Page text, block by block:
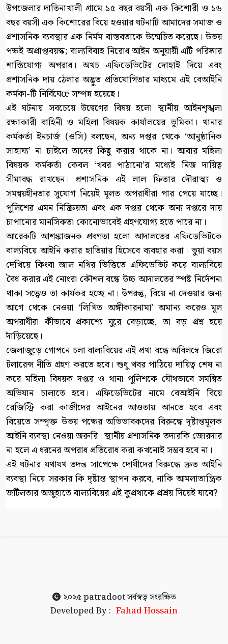
উপজেলার দাতিনাখালী গ্রামে ১৫ বছর বয়সী এক কিশোরী ও ১৬
বছর বয়সী এক কিশোরের বিয়ে হওয়ার ঘটনাটি আমাদের সমাজ ও
প্রশাসনিক ব্যবস্থার এক নির্মম বাস্তবতাকে উন্মেচিত করেছে। উভয়
পক্ষই অপ্রাপ্তবয়স্ক; বাল্যবিবাহ নিরোধ আইন অনুযায়ী এটি পরিষ্কার
শাস্তিযোগ্য অপরাধ। অথচ এফিডেভিটের দোহাই দিয়ে এবং
প্রশাসনিক দায় ঠেলার অদ্ভুত প্রতিযোগিতার মাধ্যমে এই বেআইনি
কর্মকা-টি নির্বিঘেœ সম্পন্ন হয়েছে।
এই ঘটনায় সবচেয়ে উদ্বেগের বিষয় হলো স্থানীয় আইনশৃঙ্খলা
রক্ষাকারী বাহিনী ও মহিলা বিষয়ক কার্যালয়ের ভূমিকা। থানার
কর্মকর্তা ইনচার্জ (ওসি) বলছেন, অন্য দপ্তর থেকে ‘আনুষ্ঠানিক
সাহায্য’ না চাইলে তাদের কিছু করার থাকে না। আবার মহিলা
বিষয়ক কর্মকর্তা কেবল ‘খবর পাঠানো’র মধ্যেই নিজ দায়িত্ব
সীমাবদ্ধ রাখছেন। প্রশাসনিক এই লাল ফিতার দৌরাত্ম্য ও
সমন্বয়হীনতার সুযোগ নিয়েই মূলত অপরাধীরা পার পেয়ে যাচ্ছে।
পুলিশের এমন নিষ্ক্রিয়তা এবং এক দপ্তর থেকে অন্য দপ্তরে দায়
চাপানোর মানসিকতা কোনোভাবেই গ্রহণযোগ্য হতে পারে না।
আরেকটি আশঙ্কাজনক প্রবণতা হলো আদালতের এফিডেভিটকে
বাল্যবিয়ে আইনি করার হাতিয়ার হিসেবে ব্যবহার করা। ভুয়া বয়স
দেখিয়ে কিংবা জাল নথির ভিত্তিতে এফিডেভিট করে বাল্যবিয়ে
বৈধ করার এই নোংরা কৌশল বন্ধে উচ্চ আদালতের স্পষ্ট নির্দেশনা
থাকা সত্ত্বেও তা কার্যকর হচ্ছে না। উপরন্তু, বিয়ে না দেওয়ার জন্য
আগে থেকে নেওয়া ‘লিখিত অঙ্গীকারনামা’ অমান্য করেও মূল
অপরাধীরা কীভাবে প্রকাশ্যে ঘুরে বেড়াচ্ছে, তা বড় প্রশ্ন হয়ে
দাঁড়িয়েছে।
জেলাজুড়ে গোপনে চলা বাল্যবিয়ের এই প্রথা বন্ধে অবিলম্বে জিরো
টলারেন্স নীতি গ্রহণ করতে হবে। শুধু খবর পাঠিয়ে দায়িত্ব শেষ না
করে মহিলা বিষয়ক দপ্তর ও থানা পুলিশকে যৌথভাবে সমন্বিত
অভিযান চালাতে হবে। এফিডেভিটের নামে বেআইনি বিয়ে
রেজিস্ট্রি করা কাজীদের আইনের আওতায় আনতে হবে এবং
বিয়েতে সম্পৃক্ত উভয় পক্ষের অভিভাবকদের বিরুদ্ধে দৃষ্টান্তমূলক
আইনি ব্যবস্থা নেওয়া জরুরি। স্থানীয় প্রশাসনিক তদারকি জোরদার
না হলে এ ধরনের অপরাধ প্রতিরোধ করা কখনোই সম্ভব হবে না।
এই ঘটনার যথাযথ তদন্ত সাপেক্ষে দোষীদের বিরুদ্ধে দ্রুত আইনি
ব্যবস্থা নিয়ে সরকার কি দৃষ্টান্ত স্থাপন করবে, নাকি আমলাতান্ত্রিক
জটিলতার অজুহাতে বাল্যবিয়ের এই কুপ্রথাকে প্রশ্রয় দিয়েই যাবে?
২০২৫ patradootসর্বস্বত্ব সংরক্ষিত
Developed By : Fahad Hossain